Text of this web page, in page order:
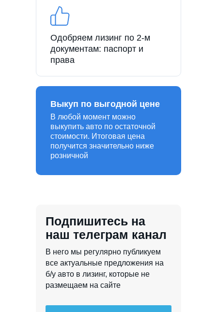
Одобряем лизинг по 2-м
документам: паспорт и
права
В любой момент можно
выкупить авто по остаточной
стоимости. Итоговая цена
получится значительно ниже
розничной
Выкуп по выгодной цене
В него мы регулярно публикуем
все актуальные предложения на
б/у авто в лизинг, которые не
размещаем на сайте
Подпишитесь на
наш телеграм канал